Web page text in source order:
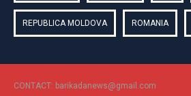
REPUBLICA MOLDOVA ROMANIA
CONTACT: barikadanews@gmail.com